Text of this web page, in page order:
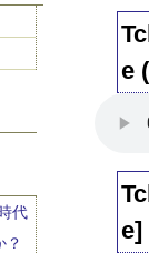
代
？
e
e]